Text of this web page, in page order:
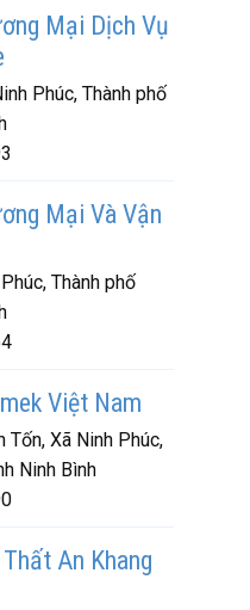
Mại Dịch Vụ
Phúc, Thành phố
Mại Và Vận
Thành phố
Việt Nam
Xã Ninh Phúc,
Ninh Bình
An Khang